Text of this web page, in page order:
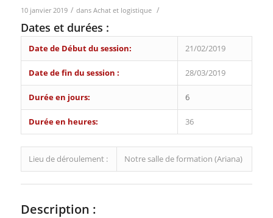
10 janvier 2019 / dans Achat et logistique /
Dates et durées :
Date de Début du session: 21/02/2019
Date de fin du session : 28/03/2019
Durée en jours: 6
Durée en heures: 36
Lieu de déroulement : Notre salle de formation (Ariana)
Description :